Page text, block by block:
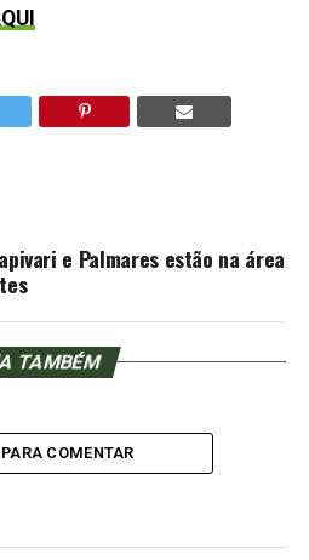
e Palmares estão na área
TAMBÉM
COMENTAR